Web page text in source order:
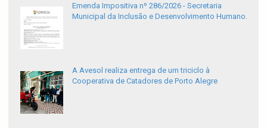
Emenda Impositiva nº 286/2026 - Secretaria
Municipal da Inclusão e Desenvolvimento Humano.
A Avesol realiza entrega de um triciclo à
Cooperativa de Catadores de Porto Alegre